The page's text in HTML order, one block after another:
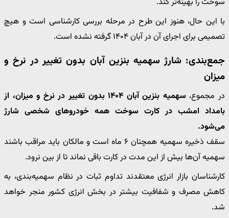
با این حال، هنوز این طرح در مرحله بررسی کارشناسی است و هیچ
تصمیمی برای اجرای آن در آبان ۱۴۰۴ گرفته نشده است.
جمع‌بندی: شارژ سهمیه بنزین آبان بدون تغییر در نرخ و
میزان
در مجموع،
سهمیه بنزین آبان ۱۴۰۴ بدون تغییر در نرخ و میزان، از
بامداد امشب در کارت سوخت همه خودروهای شخصی شارژ
می‌شود.
سقف ذخیره سهمیه همچنان ۶ ماه است و مالکان باید مراقب باشند
سهمیه آن‌ها بیش از این مدت در کارت باقی نماند تا از بین نرود.
کارشناسان بازار انرژی معتقدند تداوم ثبات در نظام سهمیه‌بندی، به
کاهش مصرف و شفافیت بیشتر در بخش انرژی کشور منجر خواهد
شد.